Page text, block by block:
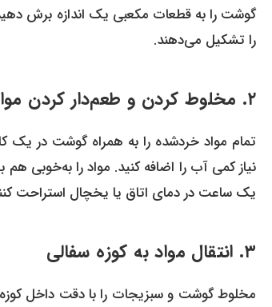
گوشت را به قطعات مکعبی یک اندازه برش
را تشکیل می‌دهند.
۲. مخلوط کردن و طعم‌دار کردن مواد
تمام مواد خردشده را به همراه گوشت در یک
یک ساعت در دمای اتاق یا یخچال استراحت
۳. انتقال مواد به کوزه سفالی
مخلوط گوشت و سبزیجات را با دقت داخل